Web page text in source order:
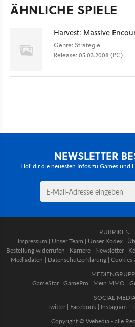
ÄHNLICHE SPIELE
Harvest: Massive
Genre: Strategie
Release: 05.03.2008 (PC)
NEWSLETTER
Hol' dir die neuesten Infos zu Games und
RUBRIKEN
Impressum | Unser Team | Unser Kodex |
Bestellung widerrufen | Karriere | Newsletter |
Mediadaten | Datenschutzerklärung | Cookies
GameStar| GamePro | Mein MMO |
SOCIAL
Twitter | Facebook | Instagram |
Copyright © Webedia - alle